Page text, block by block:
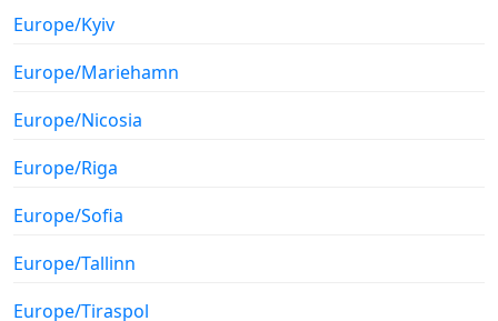
Europe/Kyiv
Europe/Mariehamn
Europe/Nicosia
Europe/Riga
Europe/Sofia
Europe/Tallinn
Europe/Tiraspol